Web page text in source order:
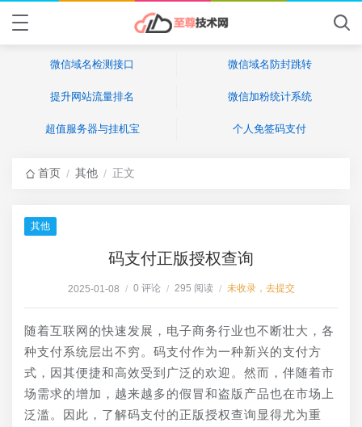
微信域名检测接口 微信域名防封跳转
提升网站流量排名 微信加粉统计系统
超值服务器与挂机宝 个人免签码支付
首页 / 其他 / 正文
其他
码支付正版授权查询
2025-01-08 / 0 评论 / 295 阅读 / 未收录，去提交
随着互联网的快速发展，电子商务行业也不断壮大，各
种支付系统层出不穷。码支付作为一种新兴的支付方
式，因其便捷和高效受到广泛的欢迎。然而，伴随着市
场需求的增加，越来越多的假冒和盗版产品也在市场上
泛滥。因此，了解码支付的正版授权查询显得尤为重